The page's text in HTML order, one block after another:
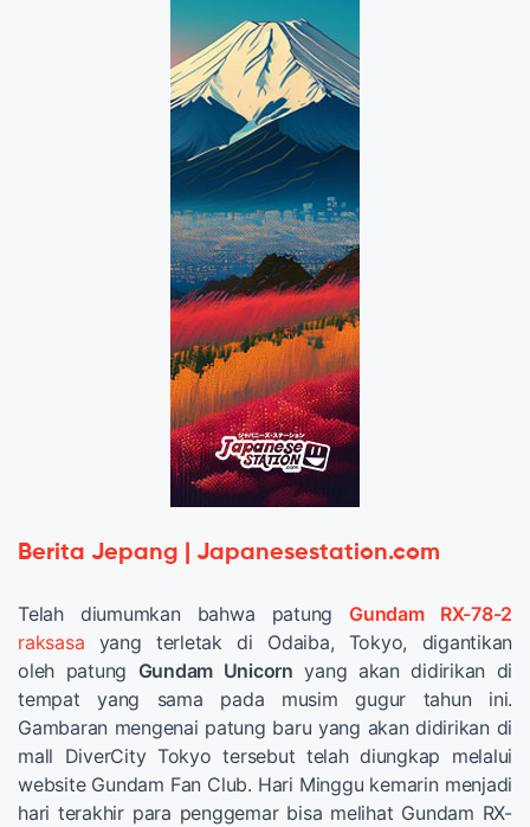
Berita Jepang | Japanesestation.com
Telah diumumkan bahwa patung Gundam RX-78-2
raksasa yang terletak di Odaiba, Tokyo, digantikan
oleh patung Gundam Unicorn yang akan didirikan di
tempat yang sama pada musim gugur tahun ini.
Gambaran mengenai patung baru yang akan didirikan di
mall DiverCity Tokyo tersebut telah diungkap melalui
website Gundam Fan Club. Hari Minggu kemarin menjadi
hari terakhir para penggemar bisa melihat Gundam RX-